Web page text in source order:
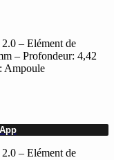
– Elément de
– Profondeur: 4,42
Ampoule
– Elément de